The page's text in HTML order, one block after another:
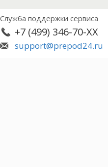
Служба поддержки сервиса
+7 (499) 346-70-XX
support@prepod24.ru